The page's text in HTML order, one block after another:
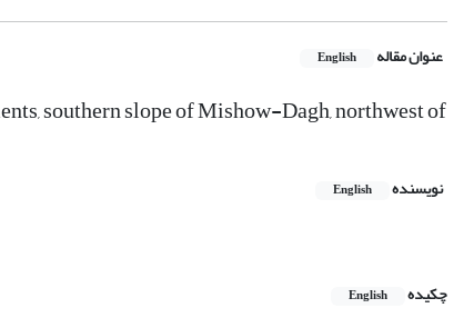
عنوان مقاله English
southern slope of Mishow-Dagh, northwest of
نویسنده English
چکیده
English